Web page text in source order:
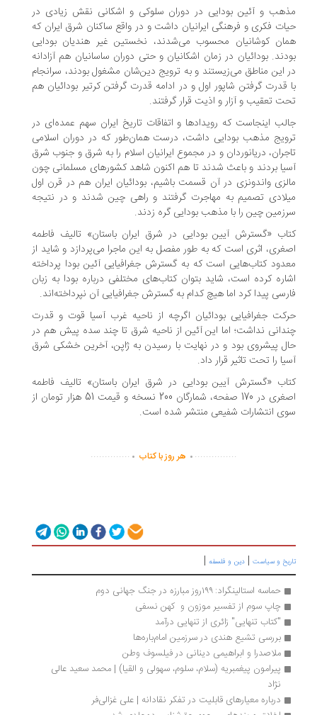
مذهب و آئین بودایی در دوران سلوکی و اشکانی نقش زیادی در
حیات فکری و فرهنگی ایرانیان داشت و در واقع ساکنان شرق ایران که
همان کوشانیان محسوب می‌شدند، نخستین غیر هندیان بودایی
بودند. بودائیان در زمان اشکانیان و حتی دوران ساسانیان هم آزادانه
در این مناطق می‌زیستند و به ترویج دین‌شان مشغول بودند، سرانجام
با قدرت گرفتن شاپور اول و در ادامه قدرت گرفتن کرتیر بودائیان هم
تحت تعقیب و آزار و اذیت قرار گرفتند.
جالب اینجاست که رویدادها و اتفاقات تاریخ ایران سهم عمده‌ای در
ترویج مذهب بودایی داشت، درست همان‌طور که در دوران اسلامی
تاجران، دریانوردان و در مجموع ایرانیان اسلام را به شرق و جنوب شرق
آسیا بردند و باعث شدند تا هم اکنون شاهد کشورهای مسلمانی چون
مالزی واندونزی در آن قسمت باشیم، بودائیان ایران هم در قرن اول
میلادی تصمیم به مهاجرت گرفتند و راهی چین شدند و در نتیجه
سرزمین چین را با مذهب بودایی گره زدند.
کتاب «گسترش آیین بودایی در شرق ایران باستان» تالیف فاطمه
اصغری، اثری است که به طور مفصل به این ماجرا می‌پردازد و شاید از
معدود کتاب‌هایی است که به گسترش جغرافیایی آئین بودا پرداخته
اشاره کرده است، شاید بتوان کتاب‌های مختلفی درباره بودا به زبان
فارسی پیدا کرد اما هیچ کدام به گسترش جغرافیایی آن نپرداخته‌اند.
حرکت جغرافیایی بودائیان اگرچه از ناحیه غرب آسیا قوت و قدرت
چندانی نداشت؛ اما این آئین از ناحیه شرق تا چند سده پیش هم در
حال پیشروی بود و در نهایت با رسیدن به ژاپن، آخرین خشکی شرق
آسیا را تحت تاثیر قرار داد.
کتاب «گسترش آیین بودایی در شرق ایران باستان» تالیف فاطمه
اصغری در 170 صفحه، شمارگان 200 نسخه و قیمت 51 هزار تومان از
سوی انتشارات شفیعی منتشر شده است.
...............
. هر روز با کتاب .
..............
تاریخ و سیاست | دین و فلسفه |
حماسه استالینگراد: ۱۹۹روز مبارزه در جنگ جهانی دوم
چاپ سوم از تفسیر موزون و  کهن نسفی
"کتاب تنهایی" زائری از تنهایی درآمد
بررسی تشیع هندی در سرزمین امام‌باره‌ها
ملاصدرا و ابراهیمی دینانی در فیلسوف وطن
نژاد
درباره معیارهای قابلیت در تفکر نقادانه | علی غزالی‌فر